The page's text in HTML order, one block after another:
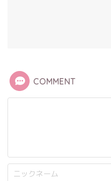
COMMENT